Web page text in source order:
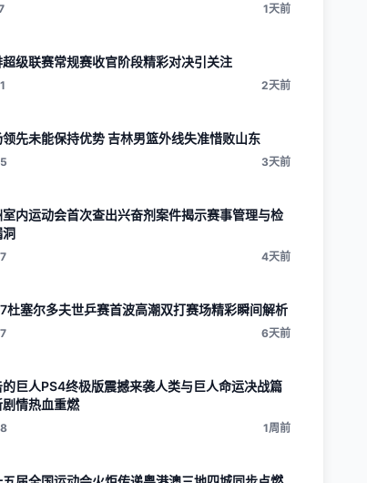
1天前
级联赛常规赛收官阶段精彩对决引关注
2天前
先未能保持优势 吉林男篮外线失准惜败山东
3天前
室内运动会首次查出兴奋剂案件揭示赛事管理与检
洞
4天前
杜塞尔多夫世乒赛首波高潮双打赛场精彩瞬间解析
6天前
巨人PS4终极版震撼来袭人类与巨人命运决战篇
情热血重燃
1周前